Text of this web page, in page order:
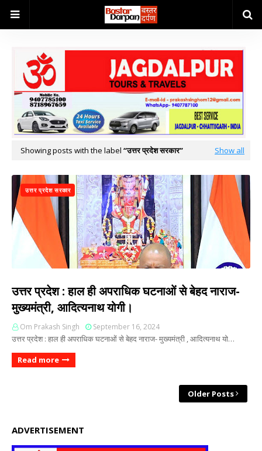
Showing posts with the label उत्तर प्रदेश सरकार Show all
उत्तर प्रदेश सरकार
उत्तर प्रदेश : हाल ही अपराधिक घटनाओं से बेहद नाराज-
मुख्यमंत्री, आदित्यनाथ योगी।
Om Prakash Singh September 16, 2024
उत्तर प्रदेश : हाल ही अपराधिक घटनाओं से बेहद नाराज- मुख्यमंत्री , आदित्यनाथ यो…
Read more
Older Posts
ADVERTISEMENT